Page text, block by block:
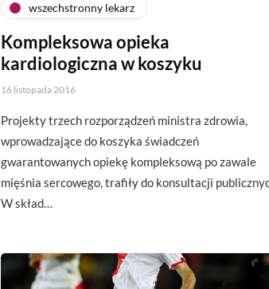
wszechstronny lekarz
Kompleksowa opieka
kardiologiczna w koszyku
16 listopada 2016
Projekty trzech rozporządzeń ministra zdrowia,
wprowadzające do koszyka świadczeń
gwarantowanych opiekę kompleksową po zawale
mięśnia sercowego, trafiły do konsultacji
W skład…